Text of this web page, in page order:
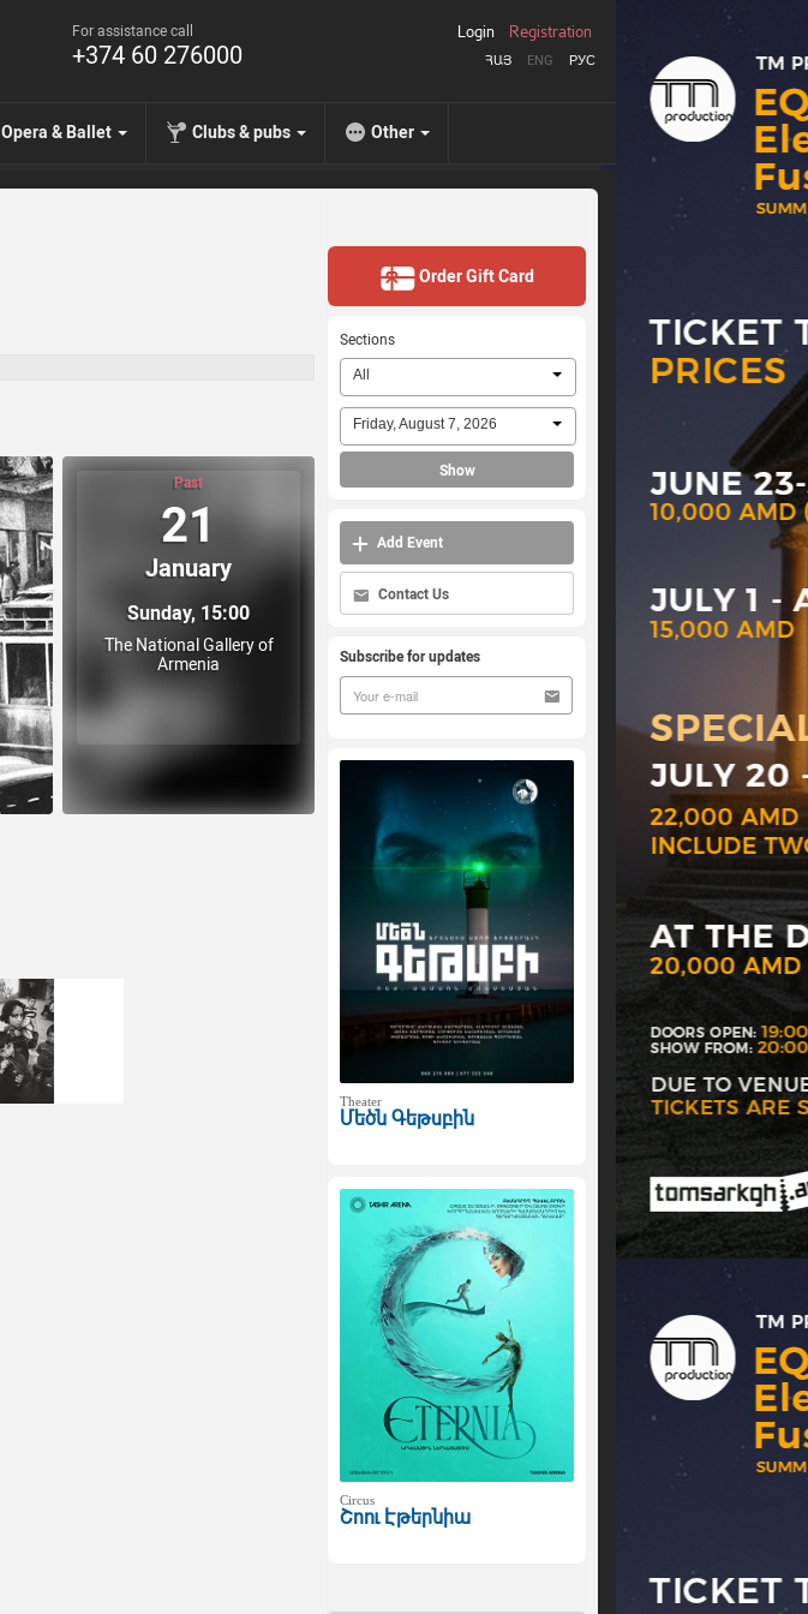
For assistance call
+374 60 276000 ՀԱՅ ENG РУС
Login Registration
Opera & Ballet Clubs & pubs Other
Past
21
January
Sunday, 15:00
The National Gallery of
Armenia
Order Gift Card
Sections
All
Friday, August 7, 2026
Show
Add Event
Contact Us
Subscribe for updates
Theater
Մեծն Գեթսբին
Circus
Շոու Էթերնիա